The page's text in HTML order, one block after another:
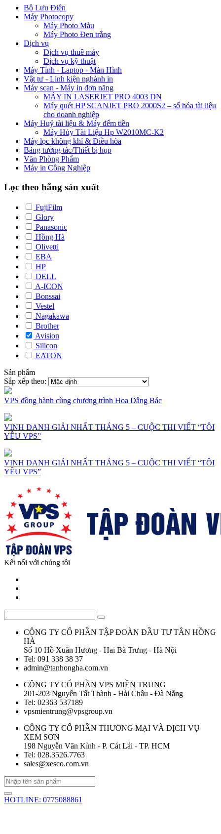
Bộ Lưu Điện
Máy Photocopy
Máy Photo Màu
Máy Photo Đen trắng
Dịch vụ
Dịch vụ thuê máy
Dịch vụ kỹ thuật
Máy Tính - Laptop - Màn Hình
Vật tư - Linh kiện nghành in
Máy scan - Máy in đơn năng
MÁY IN LASERJET PRO 4003 DN
Máy quét HP SCANJET PRO 2000S2 – số hóa tài liệu
cho doanh nghiệp
Máy Huỷ tài liệu & Máy đếm tiền
Máy Hủy Tài Liệu Hp W2010MC-K2
Máy lọc không khí & Điều hòa
Bảng tương tác/Thiết bị họp
Văn Phòng Phẩm
Máy in Công Nghiệp
Lọc theo hãng sản xuất
FujiFilm
Glory
Panasonic
Hồng Hà
Olivetti
EBA
HP
DELL
A-ICON
Bonssai
Vestel
Nagakawa
Brother
Avision
Silicon
EATON
Sản phẩm
Sắp xếp theo:
VPS đồng hành cùng chương trình Hoa Dâng Bác
VINH DANH GIẢI NHẤT THÁNG 5 – CUỘC THI VIẾT “TÔI
YÊU VPS”
VINH DANH GIẢI NHẤT THÁNG 5 – CUỘC THI VIẾT “TÔI
YÊU VPS”
Kết nối với chúng tôi
CÔNG TY CỔ PHẦN TẬP ĐOÀN ĐẦU TƯ TÂN HỒNG
HÀ
Số 10 Hồ Xuân Hương - Hai Bà Trưng - Hà Nội
Tel: 091 338 38 37
admin@tanhongha.com.vn
CÔNG TY CỔ PHẦN VPS MIỀN TRUNG
201-203 Nguyễn Tất Thành - Hải Châu - Đà Nẵng
Tel: 02363 537189
vpsmientrung@vpsgroup.vn
CÔNG TY CỔ PHẦN THƯƠNG MẠI VÀ DỊCH VỤ
XEM SƠN
198 Nguyễn Văn Kỉnh - P. Cát Lái - TP. HCM
Tel: 028.3526.7763
sales@xesco.com.vn
HOTLINE: 0775088861